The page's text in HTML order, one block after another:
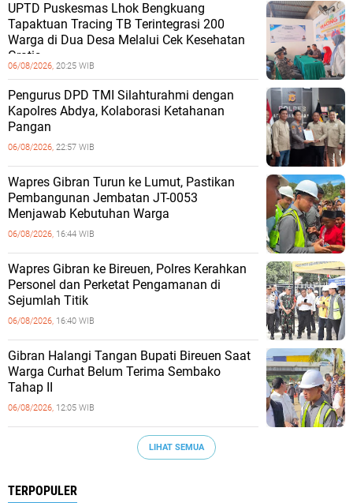
UPTD Puskesmas Lhok Bengkuang
Tapaktuan ‎Tracing TB Terintegrasi 200
Warga di Dua Desa Melalui Cek Kesehatan
Gratis
06/08/2026, 20:25 WIB
Pengurus DPD TMI Silahturahmi dengan
Kapolres Abdya, Kolaborasi Ketahanan
Pangan
06/08/2026, 22:57 WIB
Wapres Gibran Turun ke Lumut, Pastikan
Pembangunan Jembatan JT-0053
Menjawab Kebutuhan Warga
06/08/2026, 16:44 WIB
Wapres Gibran ke Bireuen, Polres Kerahkan
Personel dan Perketat Pengamanan di
Sejumlah Titik
06/08/2026, 16:40 WIB
Gibran Halangi Tangan Bupati Bireuen Saat
Warga Curhat Belum Terima Sembako
Tahap II
06/08/2026, 12:05 WIB
LIHAT SEMUA
TERPOPULER